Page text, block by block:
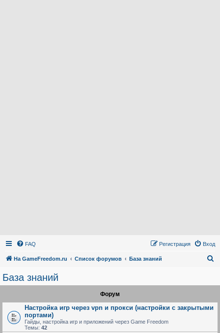
FAQ Вход
Регистрация
На GameFreedom.ru Список форумов База знаний
База знаний
Форум
Настройка игр через vpn и прокси (настройки с закрытыми
портами)
Гайды, настройка игр и приложений через Game Freedom
Темы: 42